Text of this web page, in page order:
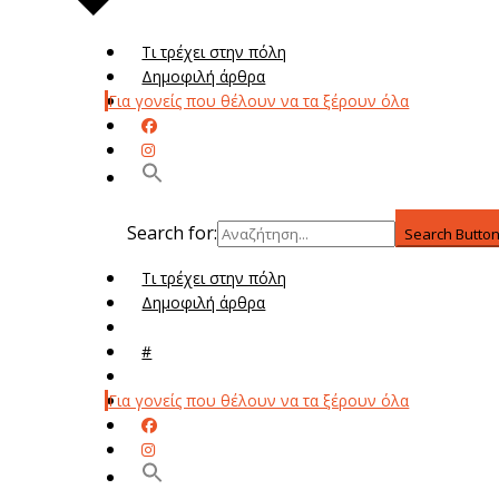
Τι τρέχει στην πόλη
Δημοφιλή άρθρα
Για γονείς που θέλουν να τα ξέρουν όλα
Search for: Search
Τι τρέχει στην πόλη
Δημοφιλή άρθρα
#
Για γονείς που θέλουν να τα ξέρουν όλα